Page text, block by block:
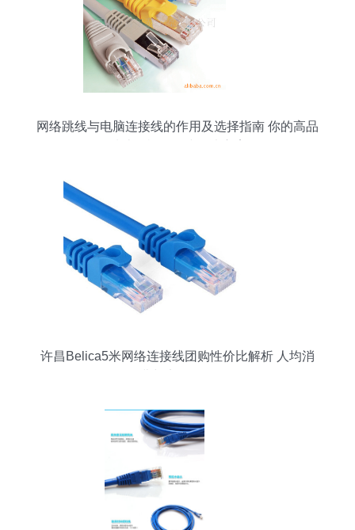
网络跳线与电脑连接线的作用及选择指南 你的高品
许昌Belica5米网络连接线团购性价比解析 人均消